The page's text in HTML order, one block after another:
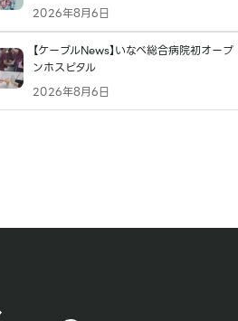
2026年8月6日
【ケーブルNews】いなべ総合病院初オープ
ンホスピタル
2026年8月6日